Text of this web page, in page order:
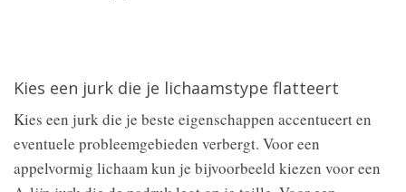
Kies een jurk die je lichaamstype flatteert
Kies een jurk die je beste eigenschappen accentueert en
eventuele probleemgebieden verbergt. Voor een
appelvormig lichaam kun je bijvoorbeeld kiezen voor een